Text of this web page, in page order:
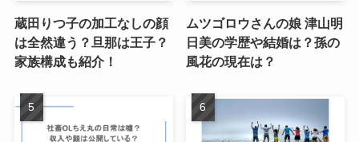
蔵田りつ子の加工なしの顔
は全然違う？旦那は王子？
家族構成も紹介！
ムツゴロウさんの娘 津山明
日美の学歴や結婚は？孫の
風花の現在は？